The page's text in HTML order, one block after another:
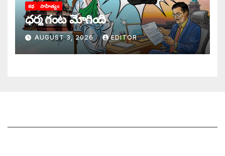
కథ సాహిత్యం
ధర్మ గంట మోగింది
AUGUST 3, 2026 EDITOR